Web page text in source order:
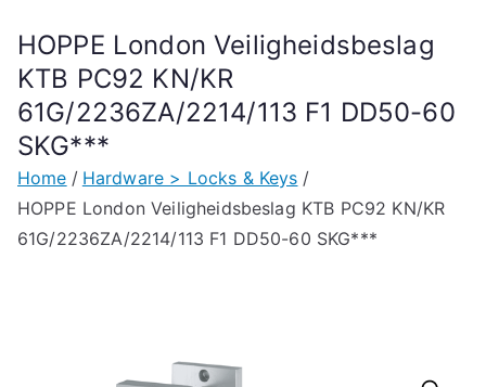
HOPPE London Veiligheidsbeslag
KTB PC92 KN/KR
61G/2236ZA/2214/113 F1 DD50-60
SKG***
Home
Hardware > Locks & Keys
HOPPE London Veiligheidsbeslag KTB PC92 KN/KR
61G/2236ZA/2214/113 F1 DD50-60 SKG***